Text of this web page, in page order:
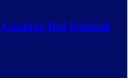
Diri Kembali